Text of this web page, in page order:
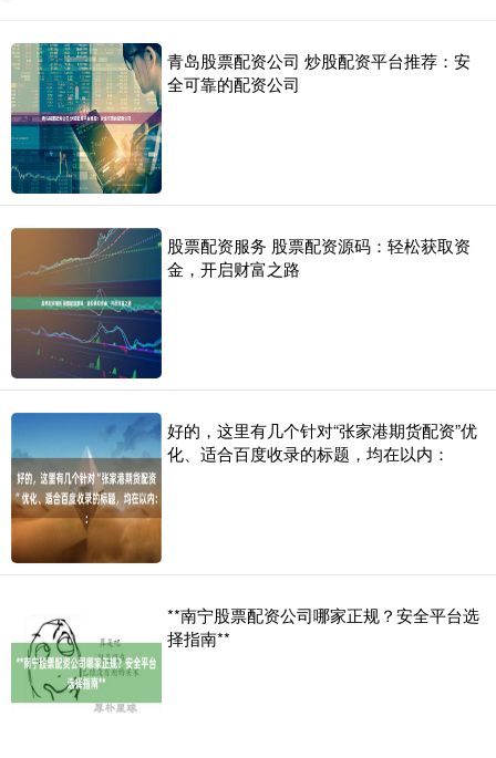
青岛股票配资公司 炒股配资平台推荐：安
全可靠的配资公司
股票配资服务 股票配资源码：轻松获取资
金，开启财富之路
好的，这里有几个针对“张家港期货配资”优
化、适合百度收录的标题，均在以内：
**南宁股票配资公司哪家正规？安全平台选
择指南**